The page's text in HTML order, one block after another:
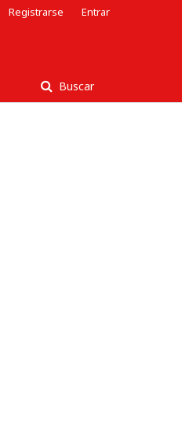
Buscar
Registrarse Entrar